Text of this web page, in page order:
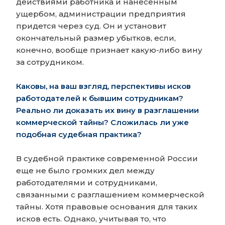
действиями работника и нанесенным
ущербом, администрации предприятия
придется через суд. Он и установит
окончательный размер убытков, если,
конечно, вообще признает какую-либо вину
за сотрудником.
Каковы, на ваш взгляд, перспективы исков
работодателей к бывшим сотрудникам?
Реально ли доказать их вину в разглашении
коммерческой тайны? Сложилась ли уже
подобная судебная практика?
В судебной практике современной России
еще не было громких дел между
работодателями и сотрудниками,
связанными с разглашением коммерческой
тайны. Хотя правовые основания для таких
исков есть. Однако, учитывая то, что